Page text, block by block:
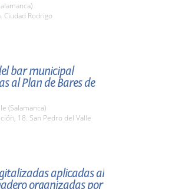
Ciudad Rodrigo
bar municipal
al Plan de Bares de
(Salamanca)
18. San Pedro del Valle
aplicadas al
organizadas por